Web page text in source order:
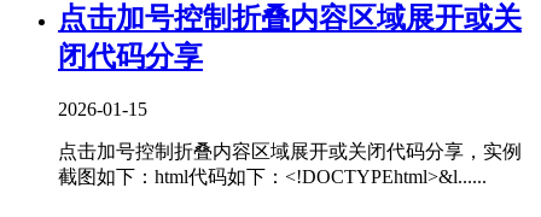
点击加号控制折叠内容区域展开或关
闭代码分享
2026-01-15
点击加号控制折叠内容区域展开或关闭代码分享，实例
截图如下：html代码如下：<!DOCTYPEhtml>&l......